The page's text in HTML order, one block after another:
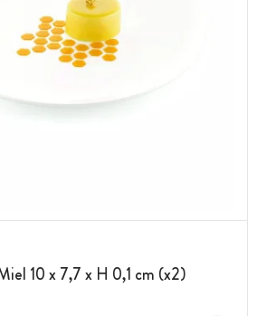
10 x 7,7 x H 0,1 cm (x2)